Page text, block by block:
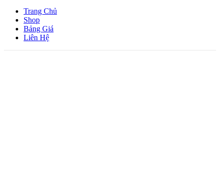
Trang Chủ
Shop
Bảng Giá
Liên Hệ